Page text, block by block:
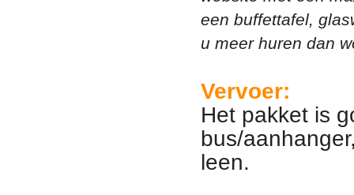
een buffettafel,
u meer huren dan
Vervoer:
Het pakket is
bus/
leen.